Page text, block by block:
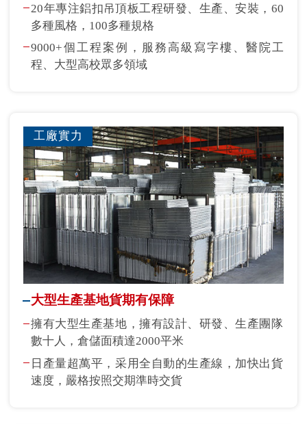
20年專注鋁扣吊頂板工程研發、生產、安裝，60
多種風格，100多種規格
9000+個工程案例，服務高級寫字樓、醫院工
程、大型高校眾多領域
工廠實力
大型生產基地貨期有保障
擁有大型生產基地，擁有設計、研發、生產團隊
數十人，倉儲面積達2000平米
日產量超萬平，采用全自動的生產線，加快出貨
速度，嚴格按照交期準時交貨